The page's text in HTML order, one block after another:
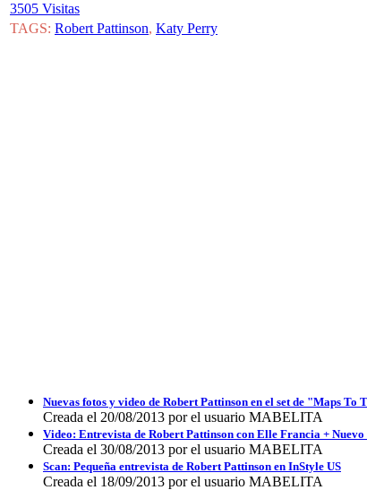
3505 Visitas
TAGS: Robert Pattinson, Katy Perry
Nuevas fotos y video de Robert Pattinson en el set de "Maps To
Creada el 20/08/2013 por el usuario MABELITA
Video: Entrevista de Robert Pattinson con Elle Francia +
Creada el 30/08/2013 por el usuario MABELITA
Scan: Pequeña entrevista de Robert Pattinson en InStyle US
Creada el 18/09/2013 por el usuario MABELITA